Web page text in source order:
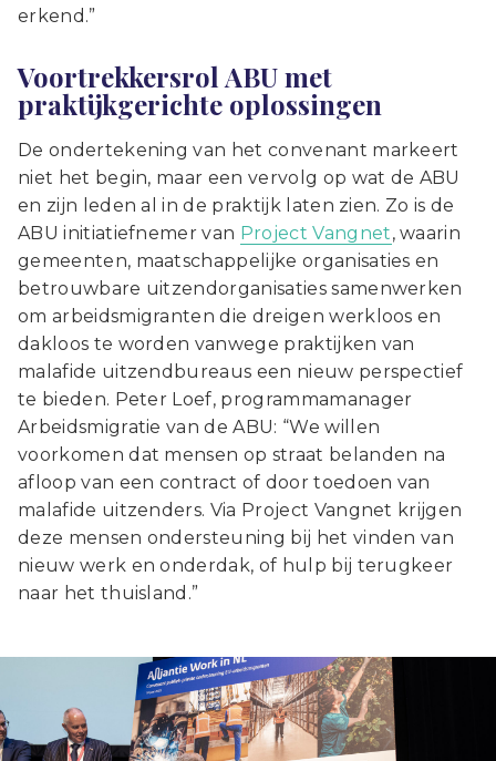
erkend.”
Voortrekkersrol ABU met
praktijkgerichte oplossingen
De ondertekening van het convenant markeert
niet het begin, maar een vervolg op wat de ABU
en zijn leden al in de praktijk laten zien. Zo is de
ABU initiatiefnemer van Project Vangnet, waarin
gemeenten, maatschappelijke organisaties en
betrouwbare uitzendorganisaties samenwerken
om arbeidsmigranten die dreigen werkloos en
dakloos te worden vanwege praktijken van
malafide uitzendbureaus een nieuw perspectief
te bieden. Peter Loef, programmamanager
Arbeidsmigratie van de ABU: “We willen
voorkomen dat mensen op straat belanden na
afloop van een contract of door toedoen van
malafide uitzenders. Via Project Vangnet krijgen
deze mensen ondersteuning bij het vinden van
nieuw werk en onderdak, of hulp bij terugkeer
naar het thuisland.”